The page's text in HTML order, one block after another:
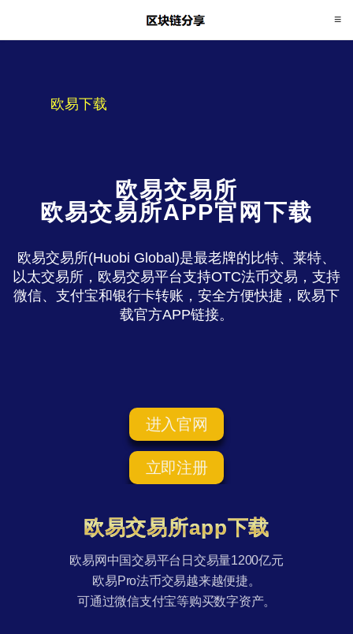
欧易下载
欧易交易所
欧易交易所APP官网下载
欧易交易所(Huobi Global)是最老牌的比特、莱特、
以太交易所，欧易交易平台支持OTC法币交易，支持
微信、支付宝和银行卡转账，安全方便快捷，欧易下
载官方APP链接。
进入官网
立即注册
欧易交易所app下载
欧易网中国交易平台日交易量1200亿元
欧易Pro法币交易越来越便捷。
可通过微信支付宝等购买数字资产。